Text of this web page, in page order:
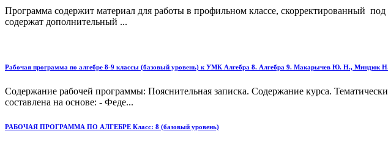
Программа содержит материал для работы в профильном классе, скорректированный
содержат дополнительный ...
Рабочая программа по алгебре 8-9 классы (базовый уровень) к УМК Алгебра 8. Алгебра 9. Макарычев Ю. Н., Миндюк
Содержание рабочей программы: Пояснительная записка. Содержание курса.
составлена на основе: - Феде...
РАБОЧАЯ ПРОГРАММА ПО АЛГЕБРЕ Класс: 8 (базовый уровень)